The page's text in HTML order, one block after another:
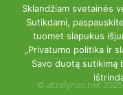
Patyčių dėžutė
© atzalynas.net
Sklandžiam svetainės
Sutikdami,
tuomet slapukus
„Privatumo politika ir
Savo duotą sutikimą